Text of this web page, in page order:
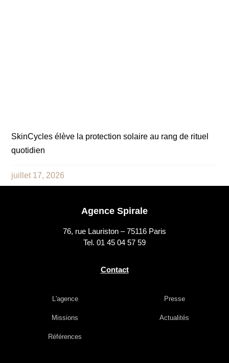
SkinCycles élève la protection solaire au rang de rituel
quotidien
juillet 17, 2026
Agence Spirale
76, rue Lauriston – 75116 Paris
Tel. 01 45 04 57 59
Contact
L'agence
Missions
Références
Presse
Actualités